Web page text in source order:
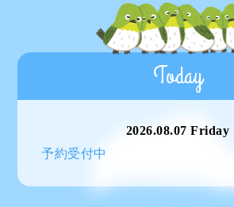
Today
2026.08.07 Friday
予約受付中